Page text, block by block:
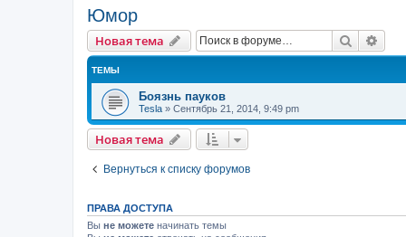
Юмор
Новая тема Поиск
ТЕМЫ
Боязнь пауков
Tesla » Сентябрь 21, 2014, 9:49 pm
Новая тема
Вернуться к списку форумов
ПРАВА ДОСТУПА
Вы не можете начинать темы